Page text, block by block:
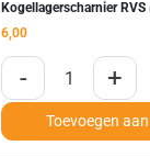
Kogellagerscharnier
6,00
- +
Toevoegen